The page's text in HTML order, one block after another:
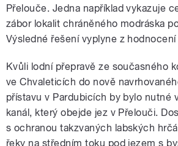
Přelouče. Jedna například vykazuje
zábor lokalit chráněného modráska
Výsledné řešení vyplyne z hodnocení
Kvůli lodní přepravě ze současného
ve Chvaleticích do nově
přístavu v Pardubicích by bylo nutné
kanál, který obejde jez v Přelouči.
s ochranou takzvaných labských
řeky na středním toku pod jezem s